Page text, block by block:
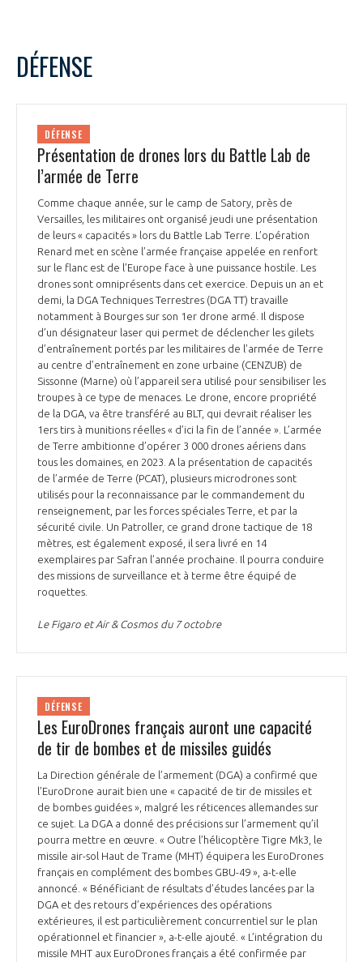
DÉFENSE
DÉFENSE
Présentation de drones lors du Battle Lab de
l’armée de Terre
Comme chaque année, sur le camp de Satory, près de
Versailles, les militaires ont organisé jeudi une présentation
de leurs « capacités » lors du Battle Lab Terre. L’opération
Renard met en scène l’armée française appelée en renfort
sur le flanc est de l’Europe face à une puissance hostile. Les
drones sont omniprésents dans cet exercice. Depuis un an et
demi, la DGA Techniques Terrestres (DGA TT) travaille
notamment à Bourges sur son 1er drone armé. Il dispose
d’un désignateur laser qui permet de déclencher les gilets
d’entraînement portés par les militaires de l’armée de Terre
au centre d’entraînement en zone urbaine (CENZUB) de
Sissonne (Marne) où l’appareil sera utilisé pour sensibiliser les
troupes à ce type de menaces. Le drone, encore propriété
de la DGA, va être transféré au BLT, qui devrait réaliser les
1ers tirs à munitions réelles « d’ici la fin de l’année ». L’armée
de Terre ambitionne d’opérer 3 000 drones aériens dans
tous les domaines, en 2023. A la présentation de capacités
de l’armée de Terre (PCAT), plusieurs microdrones sont
utilisés pour la reconnaissance par le commandement du
renseignement, par les forces spéciales Terre, et par la
sécurité civile. Un Patroller, ce grand drone tactique de 18
mètres, est également exposé, il sera livré en 14
exemplaires par Safran l’année prochaine. Il pourra conduire
des missions de surveillance et à terme être équipé de
roquettes.
Le Figaro et Air & Cosmos du 7 octobre
DÉFENSE
Les EuroDrones français auront une capacité
de tir de bombes et de missiles guidés
La Direction générale de l’armement (DGA) a confirmé que
l’EuroDrone aurait bien une « capacité de tir de missiles et
de bombes guidées », malgré les réticences allemandes sur
ce sujet. La DGA a donné des précisions sur l’armement qu’il
pourra mettre en œuvre. « Outre l’hélicoptère Tigre Mk3, le
missile air-sol Haut de Trame (MHT) équipera les EuroDrones
français en complément des bombes GBU-49 », a-t-elle
annoncé. « Bénéficiant de résultats d’études lancées par la
DGA et des retours d’expériences des opérations
extérieures, il est particulièrement concurrentiel sur le plan
opérationnel et financier », a-t-elle ajouté. « L’intégration du
missile MHT aux EuroDrones français a été confirmée par